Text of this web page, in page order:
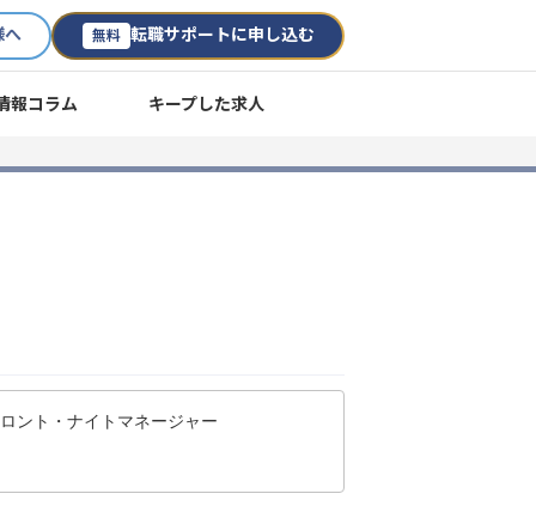
へ 無料 転職サポートに申し込む
報コラム キープした求人
ント・ナイトマネージャー